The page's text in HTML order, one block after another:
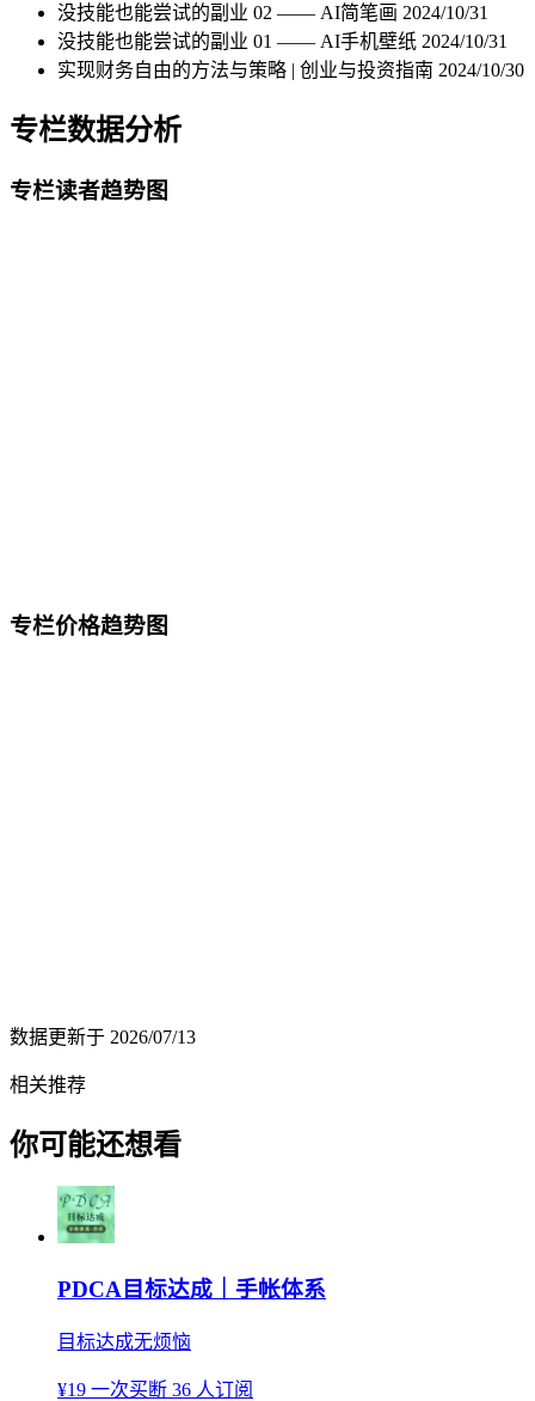
没技能也能尝试的副业 02 —— AI简笔画 2024/10/31
没技能也能尝试的副业 01 —— AI手机壁纸 2024/10/31
实现财务自由的方法与策略 | 创业与投资指南 2024/10/30
专栏数据分析
专栏读者趋势图
专栏价格趋势图
数据更新于 2026/07/13
相关推荐
你可能还想看
PDCA目标达成｜手帐体系
目标达成无烦恼
¥19 一次买断 36 人订阅